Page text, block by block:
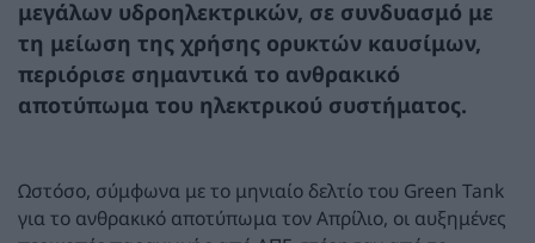
μεγάλων υδροηλεκτρικών, σε συνδυασμό με
τη μείωση της χρήσης ορυκτών καυσίμων,
περιόρισε σημαντικά το ανθρακικό
αποτύπωμα του ηλεκτρικού συστήματος.
Ωστόσο, σύμφωνα με το μηνιαίο δελτίο του Green Tank
για το ανθρακικό αποτύπωμα τον Απρίλιο, οι αυξημένες